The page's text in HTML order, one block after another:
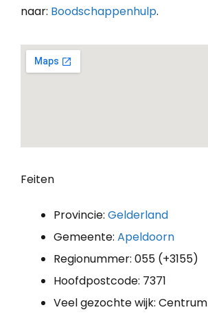
naar: Boodschappenhulp.
Feiten
Provincie: Gelderland
Gemeente: Apeldoorn
Regionummer: 055 (+3155)
Hoofdpostcode: 7371
Veel gezochte wijk: Centrum